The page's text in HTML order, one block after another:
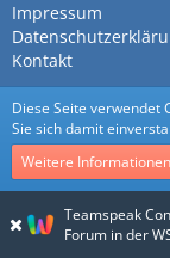
Impressum
Kontakt
Teamspeak
Forum in der
Diese Seite verwendet
Sie sich damit
Weitere Informationen